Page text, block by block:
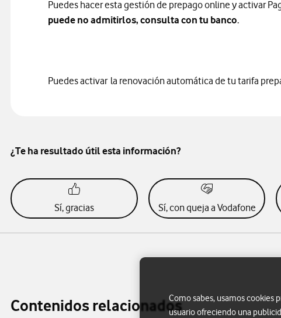
Puedes hacer esta gestión de prepago online y activar
puede no admitirlos, consulta con tu banco.
Puedes activar la renovación automática de tu tarifa
¿Te ha resultado útil esta información?
Sí, gracias Sí, con queja a Vodafone
Contenidos relacionadosComo sabes, usamos cookies
usuario ofreciendo una